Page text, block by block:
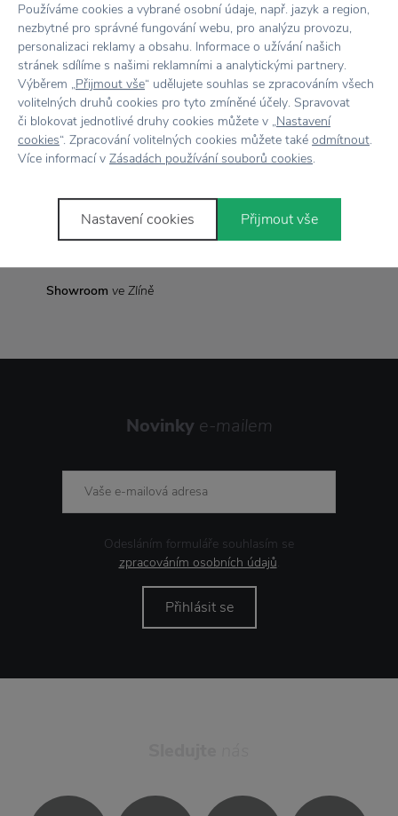
Vše skladem, odesíláme ihned
Vrácení zbožído 30 dnů
Showroom ve Zlíně
Materiál
Rozměr 21,8 x 3,8 x 5,7 cm
Novinky e-mailem
Odesláním formuláře souhlasím se
zpracováním osobních údajů.
Přihlásit se
Používáme cookies a vybrané osobní údaje, např. jazyk a region,
nezbytné pro správné fungování webu, pro analýzu provozu,
personalizaci reklamy a obsahu. Informace o užívání našich
stránek sdílíme s našimi reklamními a analytickými partnery.
Výběrem „Přijmout vše“ udělujete souhlas se zpracováním všech
volitelných druhů cookies pro tyto zmíněné účely. Spravovat
či blokovat jednotlivé druhy cookies můžete v „Nastavení
cookies“. Zpracování volitelných cookies můžete také odmítnout.
Více informací v Zásadách používání souborů cookies.
Nastavení cookies Přijmout vše